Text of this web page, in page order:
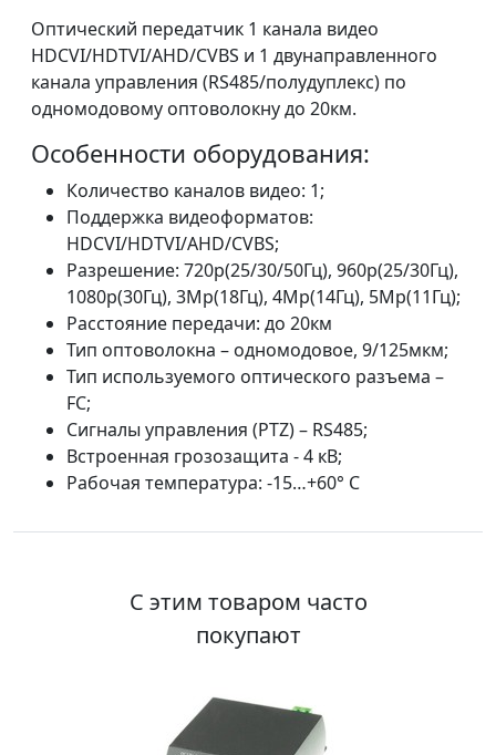
Оптический передатчик 1 канала видео
HDCVI/HDTVI/AHD/CVBS и 1 двунаправленного
канала управления (RS485/полудуплекс) по
одномодовому оптоволокну до 20км.
Особенности оборудования:
Количество каналов видео: 1;
Поддержка видеоформатов:
HDCVI/HDTVI/AHD/CVBS;
Разрешение: 720p(25/30/50Гц), 960p(25/30Гц),
1080p(30Гц), 3Мp(18Гц), 4Мр(14Гц), 5Мр(11Гц);
Расстояние передачи: до 20км
Тип оптоволокна – одномодовое, 9/125мкм;
Тип используемого оптического разъема –
FC;
Сигналы управления (PTZ) – RS485;
Встроенная грозозащита - 4 кВ;
Рабочая температура: -15…+60° C
С этим товаром часто
покупают